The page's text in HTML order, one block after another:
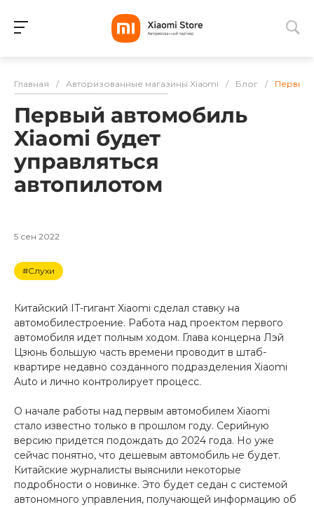
Разбейте
оплату на части
без переплат
25%
Добавляйте товары
в корзину
25 % картой любого банка
Получайте товар
выбранный способом
Главная / Авторизованные магазины Xiaomi / Блог / Первый
Первый автомобиль
Xiaomi будет
управляться
автопилотом
5 сен 2022
#Слухи
Китайский IT-гигант Xiaomi сделал ставку на
автомобилестроение. Работа над проектом первого
автомобиля идет полным ходом. Глава концерна Лэй
Цзюнь большую часть времени проводит в штаб-
квартире недавно созданного подразделения Xiaomi
Auto и лично контролирует процесс.
О начале работы над первым автомобилем Xiaomi
стало известно только в прошлом году. Серийную
версию придется подождать до 2024 года. Но уже
сейчас понятно, что дешевым автомобиль не будет.
Китайские журналисты выяснили некоторые
подробности о новинке. Это будет седан с системой
автономного управления, получающей информацию об